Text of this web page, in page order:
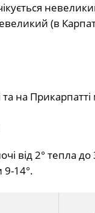
(в
та на
від 2° тепла
9-14°.